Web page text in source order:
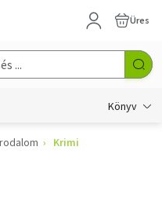
Üres
Könyv
Krimi